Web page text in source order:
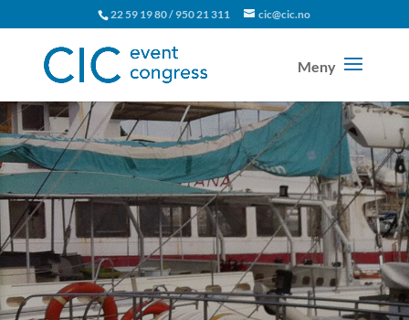
22 59 19 80 / 950 21 311 cic@cic.no